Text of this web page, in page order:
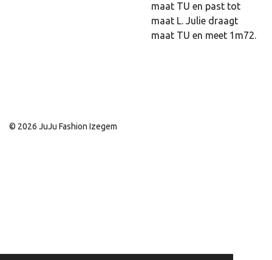
maat TU en past tot
maat L. Julie draagt
maat TU en meet 1m72.
© 2026 JuJu Fashion Izegem